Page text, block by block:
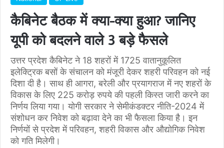
कैबिनेट बैठक में क्या-क्या हुआ? जानिए
यूपी को बदलने वाले 3 बड़े फैसले
उत्तर प्रदेश कैबिनेट ने 18 शहरों में 1725 वातानुकूलित
इलेक्ट्रिक बसों के संचालन को मंजूरी देकर शहरी परिवहन को नई
दिशा दी है। साथ ही आगरा, बरेली और प्रयागराज में नए शहरों के
विकास के लिए 225 करोड़ रुपये की पहली किस्त जारी करने का
निर्णय लिया गया। योगी सरकार ने सेमीकंडक्टर नीति-2024 में
संशोधन कर निवेश को बढ़ावा देने का भी फैसला किया है। इन
निर्णयों से प्रदेश में परिवहन, शहरी विकास और औद्योगिक निवेश
को गति मिलेगी।